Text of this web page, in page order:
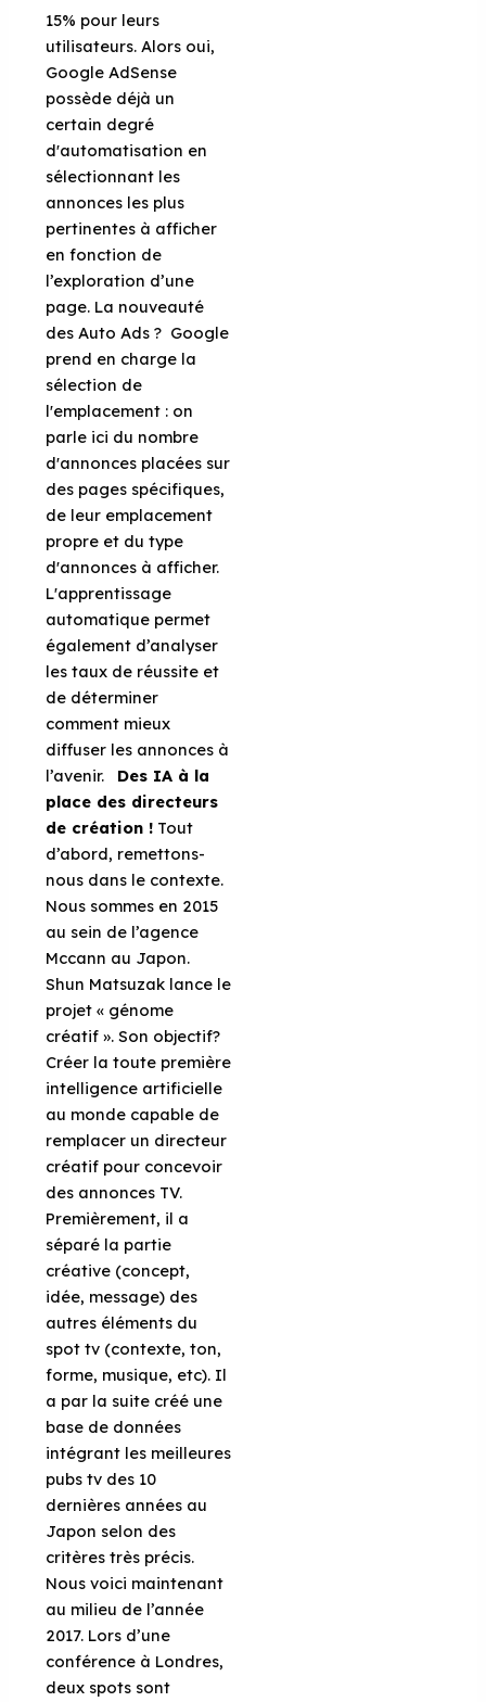
15% pour leurs
utilisateurs. Alors oui,
Google AdSense
possède déjà un
certain degré
d'automatisation en
sélectionnant les
annonces les plus
pertinentes à afficher
en fonction de
l’exploration d’une
page. La nouveauté
des Auto Ads ? Google
prend en charge la
sélection de
l'emplacement : on
parle ici du nombre
d'annonces placées sur
des pages spécifiques,
de leur emplacement
propre et du type
d'annonces à afficher.
L'apprentissage
automatique permet
également d’analyser
les taux de réussite et
de déterminer
comment mieux
diffuser les annonces à
l’avenir. Des IA à la
place des directeurs
de création ! Tout
d’abord, remettons-
nous dans le contexte.
Nous sommes en 2015
au sein de l’agence
Mccann au Japon.
Shun Matsuzak lance le
projet « génome
créatif ». Son objectif?
Créer la toute première
intelligence artificielle
au monde capable de
remplacer un directeur
créatif pour concevoir
des annonces TV.
Premièrement, il a
séparé la partie
créative (concept,
idée, message) des
autres éléments du
spot tv (contexte, ton,
forme, musique, etc). Il
a par la suite créé une
base de données
intégrant les meilleures
pubs tv des 10
dernières années au
Japon selon des
critères très précis.
Nous voici maintenant
au milieu de l’année
2017. Lors d’une
conférence à Londres,
deux spots sont